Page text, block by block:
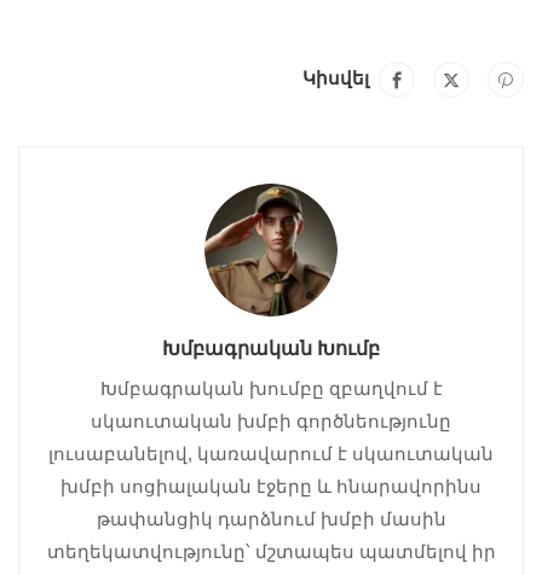
Կիսվել
Խմբագրական Խումբ
Խմբագրական խումբը զբաղվում է
սկաուտական խմբի գործնեությունը
լուսաբանելով, կառավարում է սկաուտական
խմբի սոցիալական էջերը և հնարավորինս
թափանցիկ դարձնում խմբի մասին
տեղեկատվությունը՝ մշտապես պատմելով իր